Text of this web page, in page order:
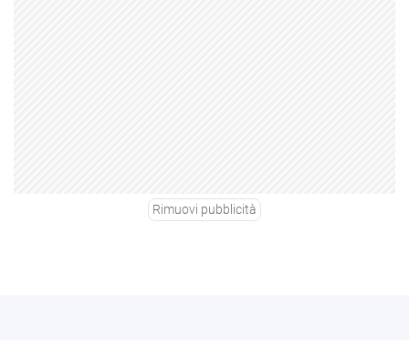
Rimuovi pubblicità